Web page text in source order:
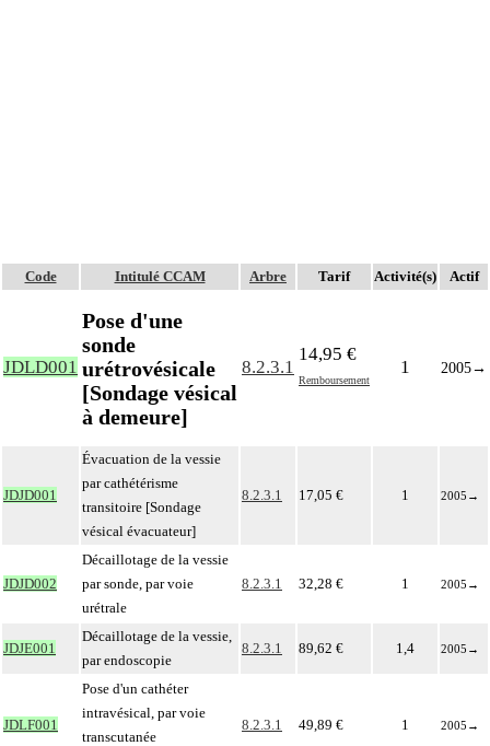
Code Intitulé CCAM Arbre Tarif Activité(s) Actif
JDLD001
Pose d'une
sonde
urétrovésicale
[Sondage vésical
à demeure]
8.2.3.1
14,95 €
Remboursement
1 2005→
JDJD001
Évacuation de la vessie
par cathétérisme
transitoire [Sondage
vésical évacuateur]
8.2.3.1 17,05 € 1 2005 →
JDJD002
Décaillotage de la vessie
par sonde, par voie
urétrale
8.2.3.1 32,28 € 1 2005 →
JDJE001
Décaillotage de la vessie,
par endoscopie
8.2.3.1 89,62 € 1,4 2005 →
JDLF001
Pose d'un cathéter
intravésical, par voie
transcutanée
8.2.3.1 49,89 € 1 2005 →